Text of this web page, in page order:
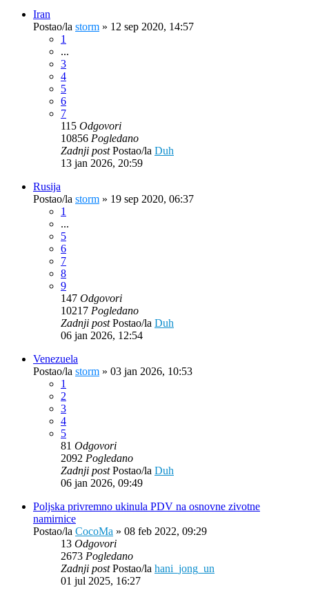
Iran
Postao/la storm » 12 sep 2020, 14:57
1
...
3
4
5
6
7
115 Odgovori
10856 Pogledano
Zadnji postPostao/la Duh
13 jan 2026, 20:59
Rusija
Postao/la storm » 19 sep 2020, 06:37
1
...
5
6
7
8
9
147 Odgovori
10217 Pogledano
Zadnji postPostao/la Duh
06 jan 2026, 12:54
Venezuela
Postao/la storm » 03 jan 2026, 10:53
1
2
3
4
5
81 Odgovori
2092 Pogledano
Zadnji postPostao/la Duh
06 jan 2026, 09:49
Poljska privremno ukinula PDV na osnovne zivotne
namirnice
Postao/la CocoMa » 08 feb 2022, 09:29
13 Odgovori
2673 Pogledano
Zadnji postPostao/la hani_jong_un
01 jul 2025, 16:27